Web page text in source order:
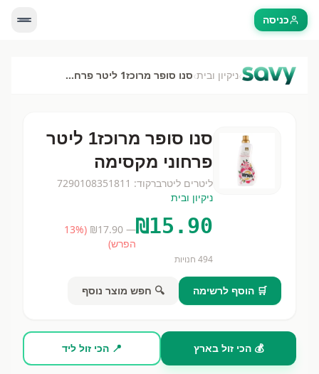
כניסה
›ניקיון ובית› סנו סופר מרוכז1 ליטר פרחוני מקסימה
סנו סופר מרוכז1 ליטר
פרחוני מקסימה
ליטרים ליטרברקוד: 7290108351811
ניקיון ובית
₪15.90
— ₪
17.90
(
13%
הפרש)
494 חנויות
🛒 הוסף לרשימה 🔍 חפש מוצר נוסף
💰 הכי זול בארץ 📍 הכי זול ליד